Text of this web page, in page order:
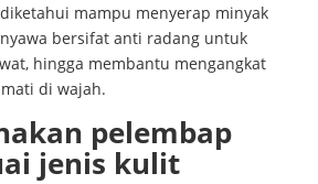
mampu menyerap minyak
bersifat anti radang untuk
hingga membantu mengangkat
di wajah.
pelembap
jenis kulit